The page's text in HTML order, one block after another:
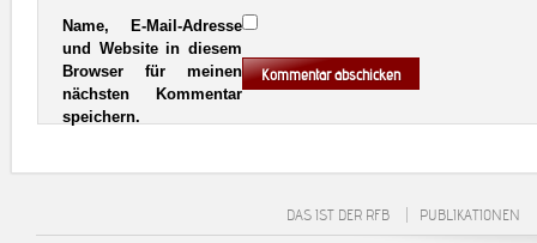
Name, E-Mail-Adresse
und Website in diesem
Browser für meinen
nächsten Kommentar
speichern.
DAS IST DER RFB PUBLIKATIONEN